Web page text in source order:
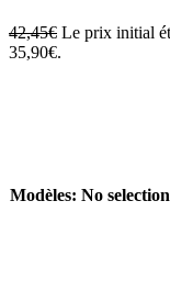
42,45€ Le prix initial
35,90€.
Modèles: No selection